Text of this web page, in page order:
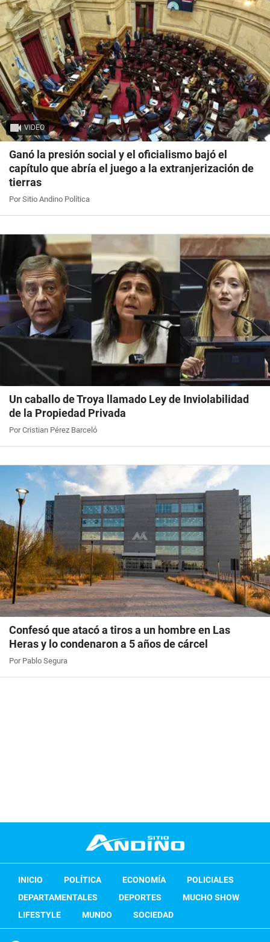
VIDEO
Ganó la presión social y el oficialismo bajó el
capítulo que abría el juego a la extranjerización de
tierras
Por Sitio Andino Política
Un caballo de Troya llamado Ley de Inviolabilidad
de la Propiedad Privada
Por Cristian Pérez Barceló
Confesó que atacó a tiros a un hombre en Las
Heras y lo condenaron a 5 años de cárcel
Por Pablo Segura
INICIO POLÍTICA ECONOMÍA
POLICIALES
DEPARTAMENTALES
DEPORTES
MUCHO SHOW
LIFESTYLE
MUNDO SOCIEDAD